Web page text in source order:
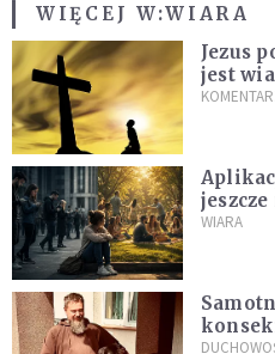
WIĘCEJ W:WIARA
Jezus
jest
WIARA
Życie